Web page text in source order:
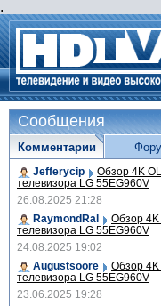
.
Сообщения
Комментарии
Jefferycip Обзор 4K
телевизора LG 55EG960V
26.08.2025 21:28
RaymondRal
Обзор 4K
телевизора LG 55EG960V
24.08.2025 19:02
Augustsoore
Обзор 4K
телевизора LG 55EG960V
23.06.2025 19:28